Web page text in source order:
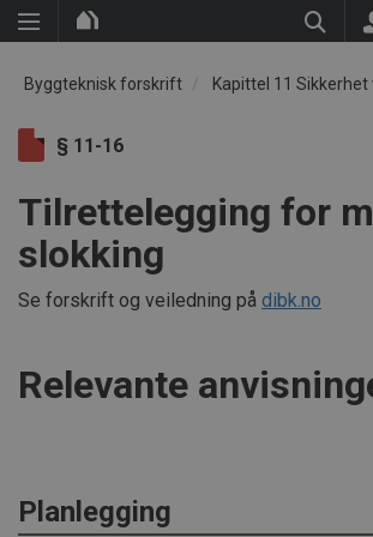
Byggteknisk forskrift Kapittel 11 Sikkerhet
§ 11-16
Tilrettelegging for
slokking
Se forskrift og veiledning på dibk.no
Relevante
Planlegging